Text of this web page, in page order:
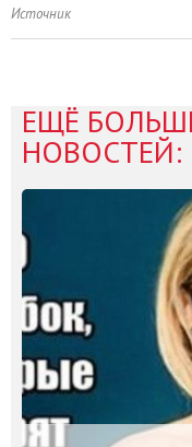
Источник
ЕЩЁ
НОВОСТЕЙ: